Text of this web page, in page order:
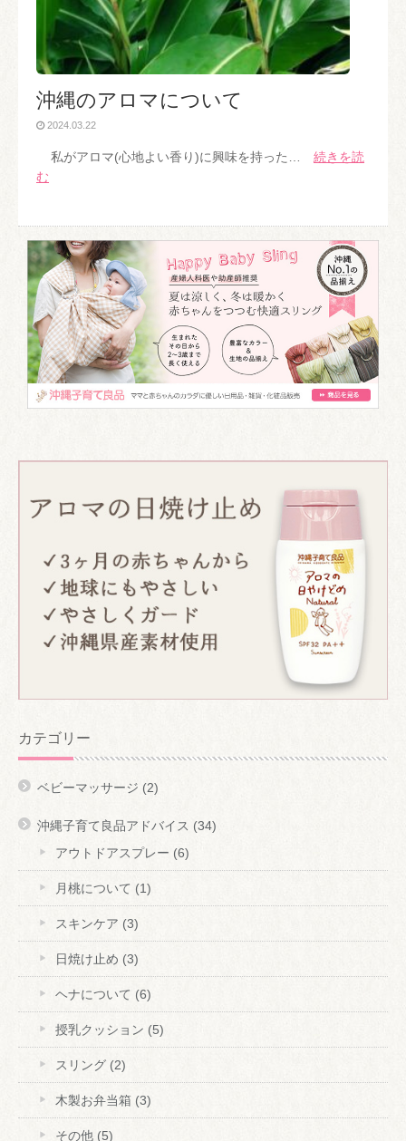
沖縄のアロマについて
2024.03.22
私がアロマ(心地よい香り)に興味を持った… 続きを読
む
カテゴリー
ベビーマッサージ (2)
沖縄子育て良品アドバイス (34)
アウトドアスプレー (6)
月桃について (1)
スキンケア (3)
日焼け止め (3)
ヘナについて (6)
授乳クッション (5)
スリング (2)
木製お弁当箱 (3)
その他 (5)